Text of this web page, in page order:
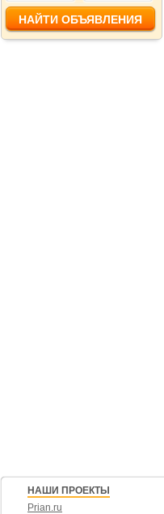
НАШИ ПРОЕКТЫ
Prian.ru